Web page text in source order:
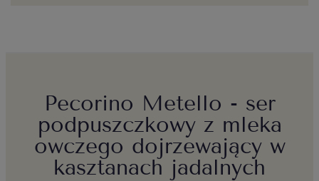
Pecorino Metello - ser
podpuszczkowy z mleka
owczego dojrzewający w
kasztanach jadalnych